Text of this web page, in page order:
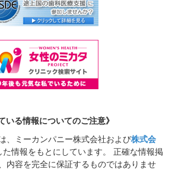
いる情報についてのご注意》
、ミーカンパニー株式会社および株式会
た情報をもとにしています。 正確な情報掲
内容を完全に保証するものではありませ